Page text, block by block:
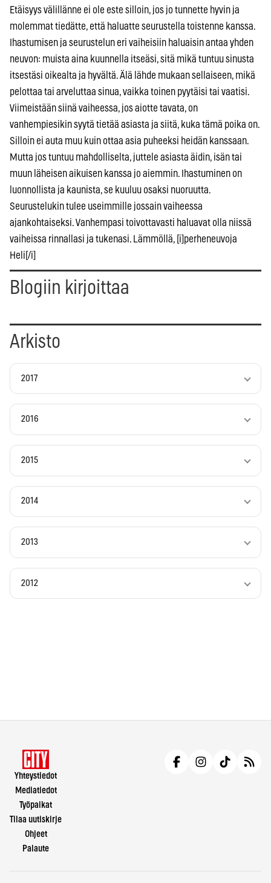
Etäisyys välillänne ei ole este silloin, jos jo tunnette hyvin ja
molemmat tiedätte, että haluatte seurustella toistenne kanssa.
Ihastumisen ja seurustelun eri vaiheisiin haluaisin antaa yhden
neuvon: muista aina kuunnella itseäsi, sitä mikä tuntuu sinusta
itsestäsi oikealta ja hyvältä. Älä lähde mukaan sellaiseen, mikä
pelottaa tai arveluttaa sinua, vaikka toinen pyytäisi tai vaatisi.
Viimeistään siinä vaiheessa, jos aiotte tavata, on
vanhempiesikin syytä tietää asiasta ja siitä, kuka tämä poika on.
Silloin ei auta muu kuin ottaa asia puheeksi heidän kanssaan.
Mutta jos tuntuu mahdolliselta, juttele asiasta äidin, isän tai
muun läheisen aikuisen kanssa jo aiemmin. Ihastuminen on
luonnollista ja kaunista, se kuuluu osaksi nuoruutta.
Seurustelukin tulee useimmille jossain vaiheessa
ajankohtaiseksi. Vanhempasi toivottavasti haluavat olla niissä
vaiheissa rinnallasi ja tukenasi. Lämmöllä, [i]perheneuvoja
Heli[/i]
Blogiin kirjoittaa
Arkisto
2017
2016
2015
2014
2013
2012
Yhteystiedot
Mediatiedot
Työpaikat
Tilaa uutiskirje
Ohjeet
Palaute